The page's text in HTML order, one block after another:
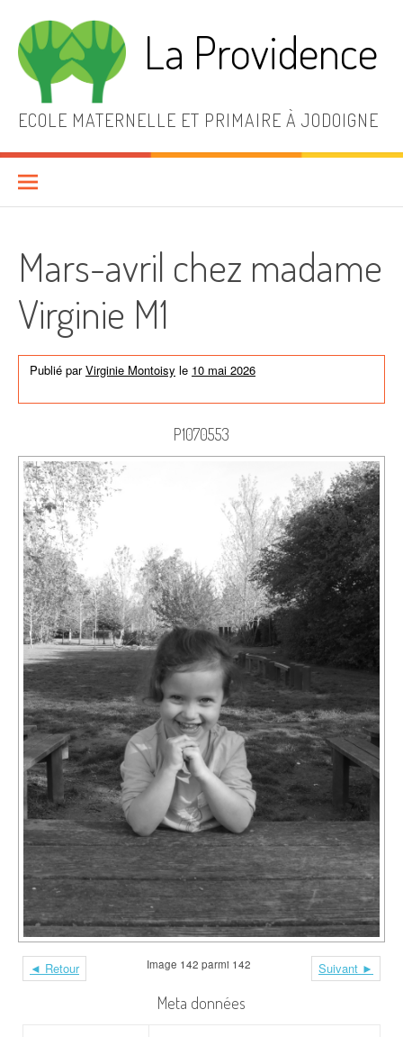
contenu
La Providence
ECOLE MATERNELLE ET PRIMAIRE À JODOIGNE
Mars-avril chez madame
Virginie M1
Publié parVirginie Montoisy le 10 mai 2026
P1070553
◄ Retour Suivant ►
Image 142 parmi 142
Meta données